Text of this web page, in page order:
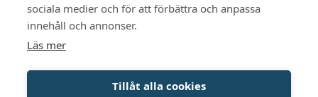
sociala medier och för att förbättra och anpassa
innehåll och annonser.
Läs mer
Tillåt alla cookies